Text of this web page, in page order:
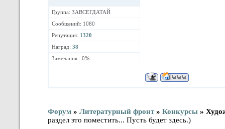
Группа: ЗАВСЕГДАТАЙ
Сообщений: 1080
Репутация: 1320
Наград: 38
Замечания : 0%
Форум » Литературный фронт » Конкурсы »
раздел это поместить... Пусть будет здесь.)